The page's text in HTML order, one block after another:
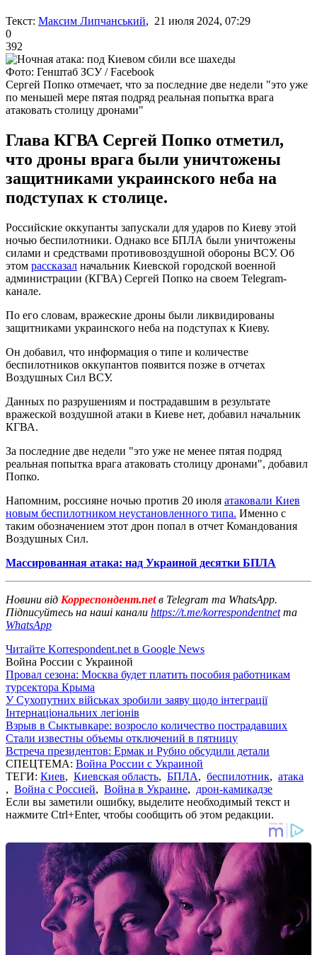
Текст: Максим Липчанський, 21 июля 2024, 07:29
0
392
Фото: Генштаб ЗСУ / Facebook
Сергей Попко отмечает, что за последние две недели "это уже
по меньшей мере пятая подряд реальная попытка врага
атаковать столицу дронами"
Глава КГВА Сергей Попко отметил,
что дроны врага были уничтожены
защитниками украинского неба на
подступах к столице.
Российские оккупанты запускали для ударов по Киеву этой
ночью беспилотники. Однако все БПЛА были уничтожены
силами и средствами противовоздушной обороны ВСУ. Об
этом рассказал начальник Киевской городской военной
администрации (КГВА) Сергей Попко на своем Telegram-
канале.
По его словам, вражеские дроны были ликвидированы
защитниками украинского неба на подступах к Киеву.
Он добавил, что информация о типе и количестве
беспилотников оккупантов появится позже в отчетах
Воздушных Сил ВСУ.
Данных по разрушениям и пострадавшим в результате
вражеской воздушной атаки в Киеве нет, добавил начальник
КГВА.
За последние две недели "это уже не менее пятая подряд
реальная попытка врага атаковать столицу дронами", добавил
Попко.
Напомним, россияне ночью против 20 июля атаковали Киев
новым беспилотником неустановленного типа. Именно с
таким обозначением этот дрон попал в отчет Командования
Воздушных Сил.
Массированная атака: над Украиной десятки БПЛА
Новини від Корреспондент.netв Telegram та WhatsApp.
Підписуйтесь на наші канали https://t.me/korrespondentnetта
WhatsApp
Читайте Korrespondent.net в Google News
Война России с Украиной
Провал сезона: Москва будет платить пособия работникам
турсектора Крыма
У Сухопутних військах зробили заяву щодо інтеграції
Інтернаціональних легіонів
Взрыв в Сыктывкаре: возросло количество пострадавших
Стали известны объемы отключений в пятницу
Встреча президентов: Ермак и Рубио обсудили детали
СПЕЦТЕМА: Война России с Украиной
ТЕГИ: Киев, Киевская область, БПЛА, беспилотник, атака
, Война с Россией, Война в Украине, дрон-камикадзе
Если вы заметили ошибку, выделите необходимый текст и
нажмите Ctrl+Enter, чтобы сообщить об этом редакции.